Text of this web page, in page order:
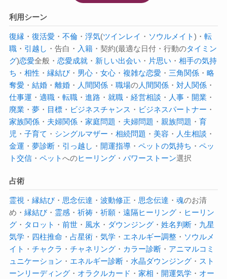
利用シーン
復縁 ・ 復活愛 ・ 不倫・ 浮気(ツインレイ ・ ソウルメイト)・ 転
職・ 引越し ・告白・ 入籍・契約(最適な日付・行動のタイミン
グ)恋愛全般・ 恋愛成就・ 新しい出会い ・ 片思い ・ 相手の気持
ち ・ 相性 ・ 縁結び・ 男心・ 女心・ 複雑な恋愛 ・ 三角関係・ 略
奪愛 ・ 結婚・ 離婚・ 人間関係・ 職場の人間関係・ 対人関係・
仕事運 ・ 適職・ 転職・ 進路 ・ 就職・ 経営相談 ・ 人事・ 開業 ・
廃業 ・ 夢・ 目標・ ビジネスチャンス ・ ビジネスパートナー ・
家族関係・ 夫婦関係・ 家庭問題 ・ 夫婦問題 ・ 親族問題 ・ 育
児 ・ 子育て ・ シングルマザー ・ 相続問題 ・ 美容 ・ 人生相談 ・
金運 ・ 夢診断・ 引っ越し ・ 開運指導・ ペットの気持ち ・ ペッ
ト交信・ ペットへのヒーリング・ パワーストーン選択
占術
霊視 ・ 縁結び・ 思念伝達 ・ 波動修正 ・ 思念伝達 ・ 魂のお清
め・ 縁結び・ 霊感・ 祈祷・ 祈願・ 遠隔ヒーリング・ ヒーリン
グ・ タロット ・ 前世・ 風水 ・ ダウンジング・ 姓名判断・ 九星
気学・ 四柱推命 ・ 占星術・ 気学・ エネルギー調整・ ソウルメ
イト ・ チャクラ ・ チャネリング・ カラー診断・ アニマルコミ
ュニケーション ・ エネルギー診断・ 水晶ダウンジング・ スト
ーンリーディング・ オラクルカード ・ 家相 ・ 開運気学・ オー